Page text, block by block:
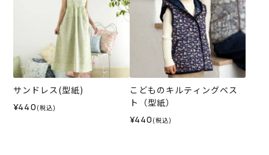
サンドレス(型紙)
¥440 (税込)
こどものキルティングベス
ト（型紙）
¥440 (税込)